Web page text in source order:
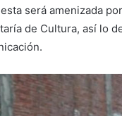
será amenizada
de Cultura, así lo